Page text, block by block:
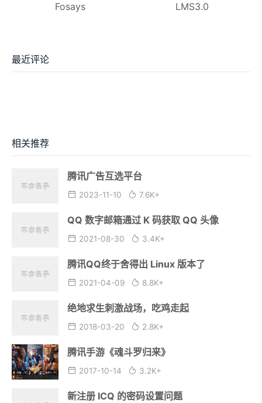
Fosays LMS3.0
最近评论
相关推荐
腾讯广告互选平台
2023-11-10 7.6K+
QQ 数字邮箱通过 K 码获取 QQ 头像
2021-08-30 3.4K+
腾讯QQ终于舍得出 Linux 版本了
2021-04-09 8.8K+
绝地求生刺激战场，吃鸡走起
2018-03-20 2.8K+
腾讯手游《魂斗罗归来》
2017-10-14 3.2K+
新注册 ICQ 的密码设置问题